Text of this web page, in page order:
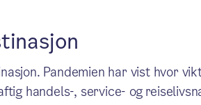
Pandemien har vist hvor
handels-, service- og